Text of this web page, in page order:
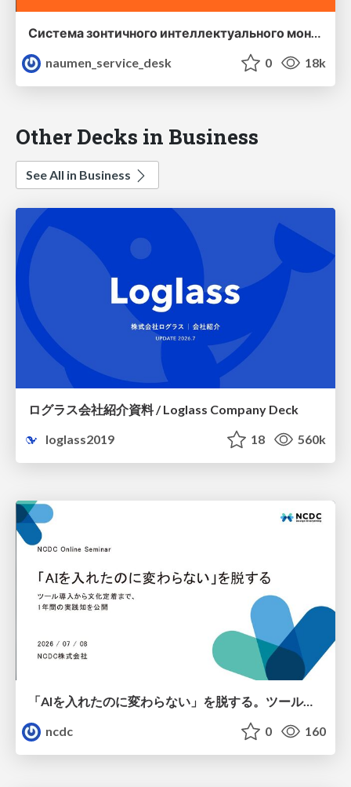
Система зонтичного интеллектуального мониторинга ИТ-услуг на баСистема зонтичного интеллектуального мониторинга ИТ-услуг на базе Naumen Business Services Monitoringзе Naumen Business Services Monitoring
naumen_service_desk
0 18k
Other Decks in Business
See All in Business
ログラス会社紹介資料 / Loglass Company Deck
loglass2019
18 560k
「AIを入れたのに変わらない」を脱する。ツール導入から文化定着まで、1年間の実践知を公開
ncdc
0 160